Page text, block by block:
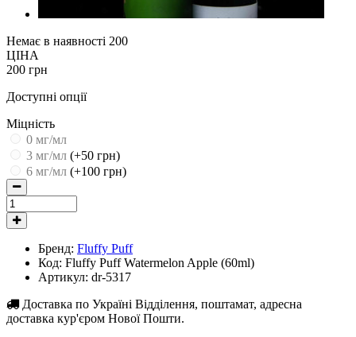
Немає в наявності 200
ЦІНА
200 грн
Доступні опції
Міцність
0 мг/мл
3 мг/мл (+50 грн)
6 мг/мл (+100 грн)
Бренд: Fluffy Puff
Код: Fluffy Puff Watermelon Apple (60ml)
Артикул: dr-5317
Доставка по Україні Відділення, поштамат, адресна
доставка кур'єром Нової Пошти.